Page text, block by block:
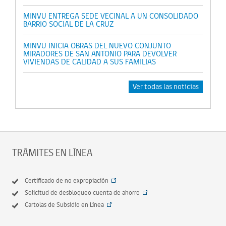
MINVU ENTREGA SEDE VECINAL A UN CONSOLIDADO
BARRIO SOCIAL DE LA CRUZ
MINVU INICIA OBRAS DEL NUEVO CONJUNTO
MIRADORES DE SAN ANTONIO PARA DEVOLVER
VIVIENDAS DE CALIDAD A SUS FAMILIAS
Ver todas las noticias
TRÁMITES EN LÍNEA
Certificado de no expropiación
Solicitud de desbloqueo cuenta de ahorro
Cartolas de Subsidio en Línea